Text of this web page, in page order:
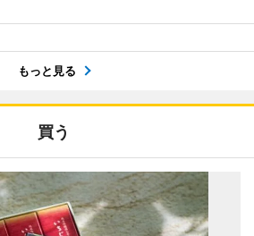
もっと見る
買う